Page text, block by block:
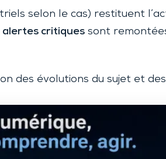
selon le cas) restituent
alertes critiques sont
des évolutions du sujet et